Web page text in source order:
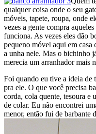
qualquer coisa onde o seu
móveis, tapete, roupa, onde
vezes a gente compra
funciona. As vezes eles dão
pequeno móvel aqui em
a unha nele. Mas o bichinho
merecia um arranhador mais
Foi quando eu tive a ideia de
pra ele. O que você precisa
corda, cola quente, tesoura e
de colar. Eu não encontrei
menor, então fui de barbante